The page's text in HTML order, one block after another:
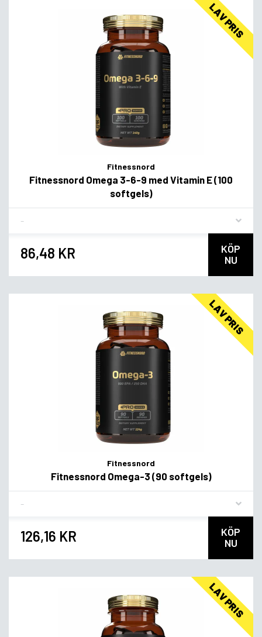
LAV PRIS
Fitnessnord
Fitnessnord Omega 3-6-9 med Vitamin E (100
softgels)
86,48 KR
KÖP
NU
LAV PRIS
Fitnessnord
Fitnessnord Omega-3 (90 softgels)
126,16 KR
KÖP
NU
LAV PRIS